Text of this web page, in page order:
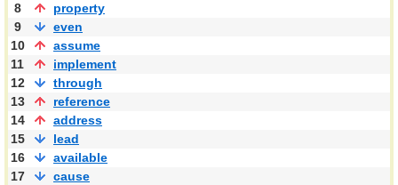
8
property
9
even
10
assume
11
implement
12
through
13
reference
14
address
15
lead
16
available
17
cause